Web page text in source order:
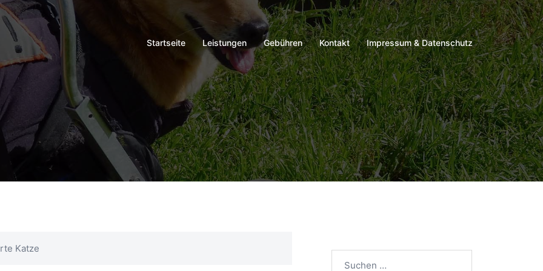
Startseite Leistungen Gebühren Kontakt Impressum & Datenschutz
Katze